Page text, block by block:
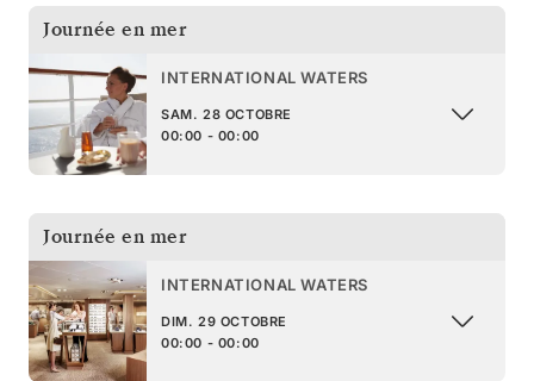
Journée en mer
INTERNATIONAL WATERS
SAM. 28 OCTOBRE
00:00 - 00:00
Journée en mer
INTERNATIONAL WATERS
DIM. 29 OCTOBRE
00:00 - 00:00